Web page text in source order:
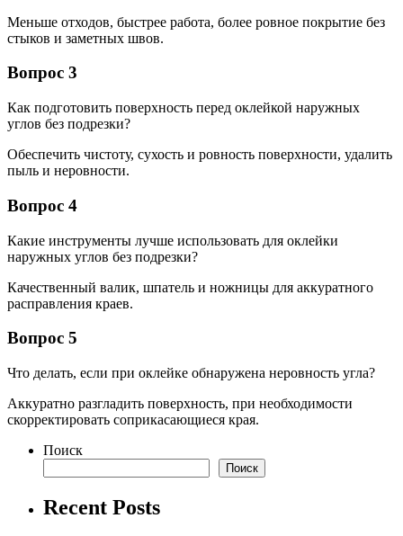
Меньше отходов, быстрее работа, более ровное покрытие без
стыков и заметных швов.
Вопрос 3
Как подготовить поверхность перед оклейкой наружных
углов без подрезки?
Обеспечить чистоту, сухость и ровность поверхности, удалить
пыль и неровности.
Вопрос 4
Какие инструменты лучше использовать для оклейки
наружных углов без подрезки?
Качественный валик, шпатель и ножницы для аккуратного
расправления краев.
Вопрос 5
Что делать, если при оклейке обнаружена неровность угла?
Аккуратно разгладить поверхность, при необходимости
скорректировать соприкасающиеся края.
Поиск
Поиск
Recent Posts